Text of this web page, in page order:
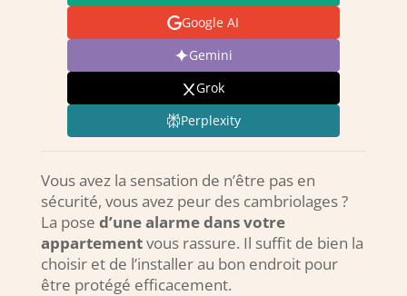
Google AI
Gemini
Grok
Perplexity
Vous avez la sensation de n’être pas en
sécurité, vous avez peur des cambriolages ?
La pose d’une alarme dans votre
appartementvous rassure. Il suffit de bien la
choisir et de l’installer au bon endroit pour
être protégé efficacement.